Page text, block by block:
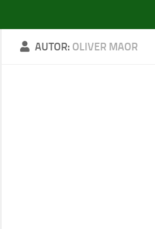
AUTOR: OLIVER MAOR